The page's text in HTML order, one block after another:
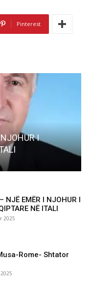
Pinterest
Shtator 2025
NJË EMËR I NJOHUR I
NË ITALI
2025
Rome- Shtator